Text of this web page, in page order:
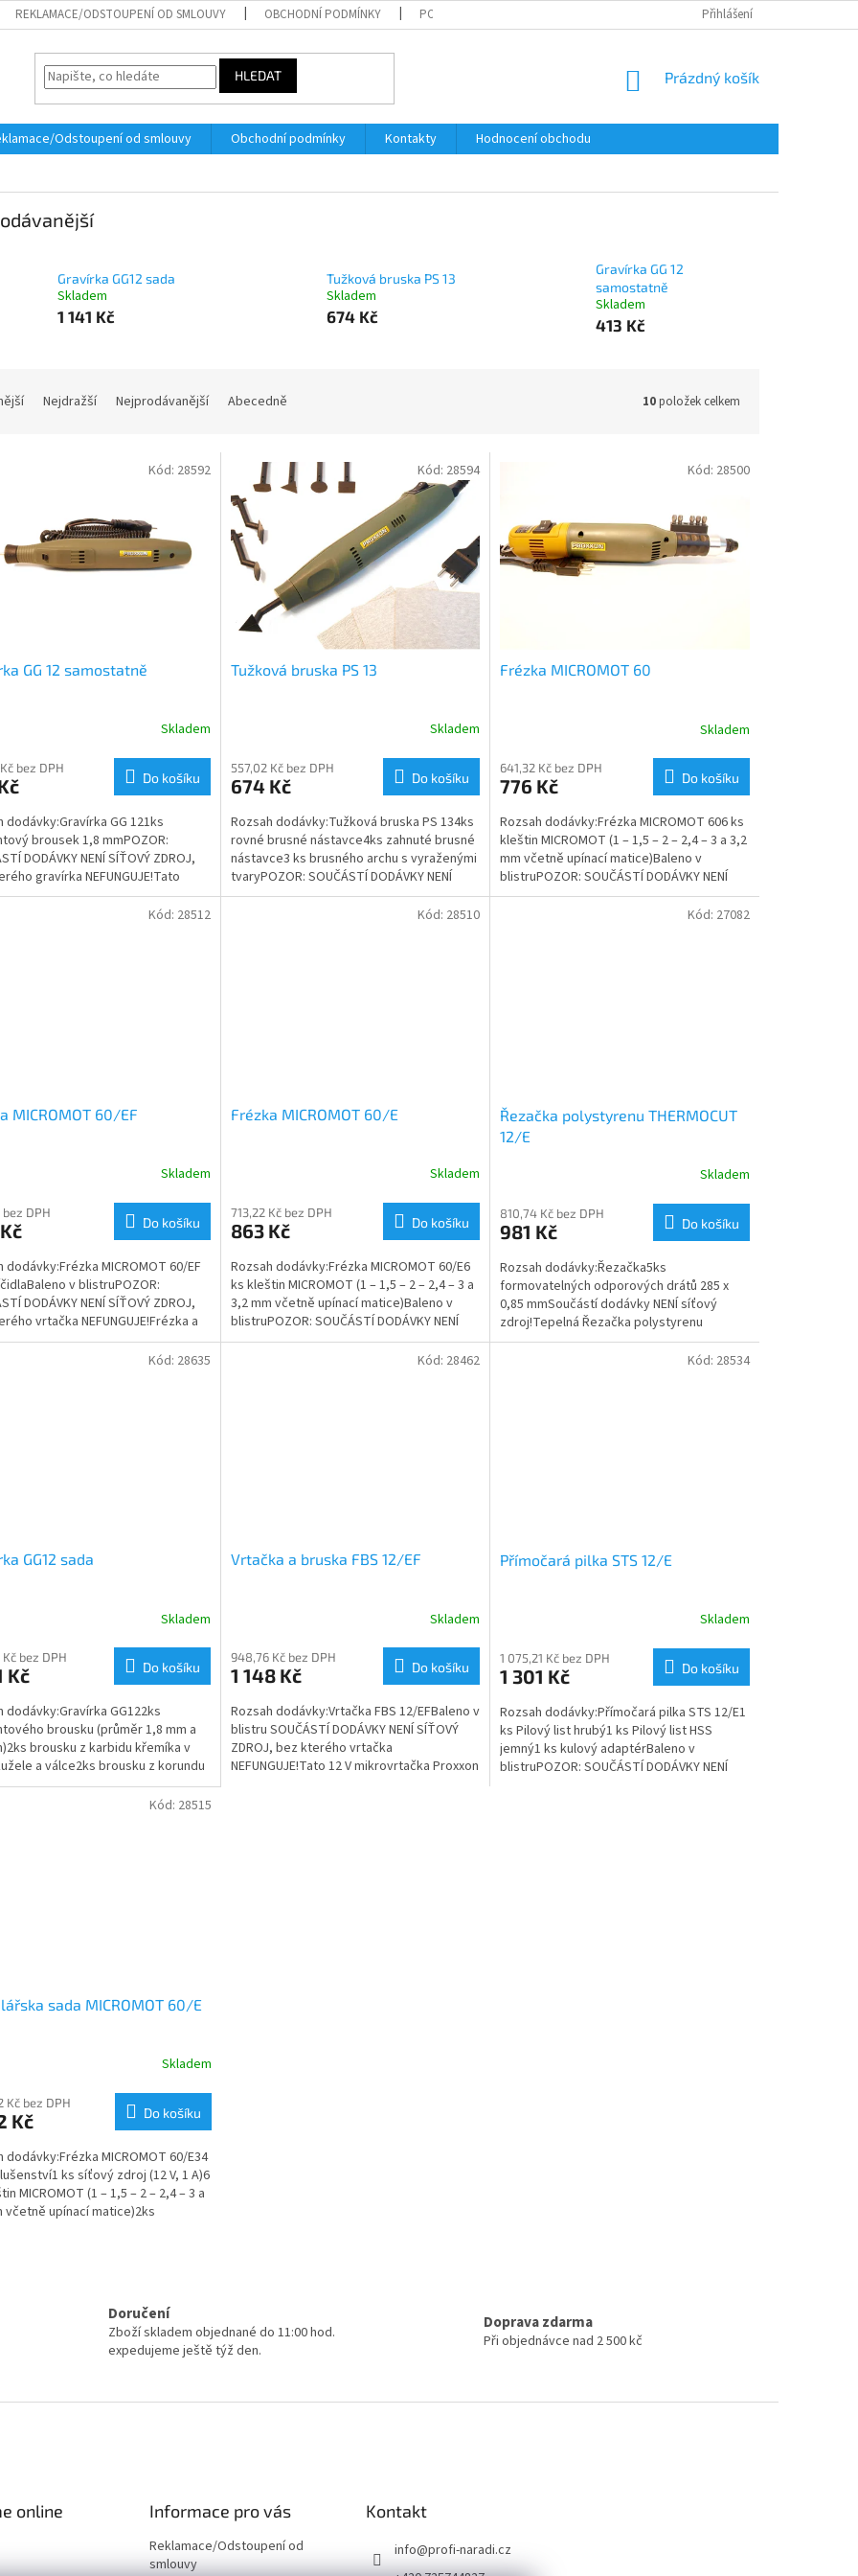
REKLAMACE/ODSTOUPENÍ OD SMLOUVY OBCHODNÍ PODMÍNKY PODMÍNKY OCHRANY OSOBNÍCH ÚDAJŮ Přihlášení
HLEDAT
NÁKUPNÍ
Prázdný košík
Odstoupení od smlouvy Obchodní podmínky Kontakty
Hodnocení obchodu
Gravírka GG12 sada
Skladem
1 141 Kč
Tužková bruska PS 13
Skladem
674 Kč
Gravírka GG 12
samostatně
Skladem
413 Kč
Nejdražší Nejprodávanější Abecedně 10položek celkem
GG 12 samostatně
Skladem
bez DPH
Do košíku
dodávky:Gravírka GG 121ks
brousek 1,8 mmPOZOR:
DODÁVKY NENÍ SÍŤOVÝ ZDROJ,
gravírka NEFUNGUJE!Tato
Proxxon GG 12 je vybavena...
Kód: 28592
Tužková bruska PS 13
Skladem
557,02 Kč bez DPH
674 Kč Do košíku
Rozsah dodávky:Tužková bruska PS 134ks
rovné brusné nástavce4ks zahnuté brusné
nástavce3 ks brusného archu s vyraženými
tvaryPOZOR: SOUČÁSTÍ DODÁVKY NENÍ
SÍŤOVÝ ZDROJ, bez...
Kód: 28594
Frézka MICROMOT 60
Skladem
641,32 Kč bez DPH
776 Kč Do košíku
Rozsah dodávky:Frézka MICROMOT 606 ks
kleštin MICROMOT (1 – 1,5 – 2 – 2,4 – 3 a 3,2
mm včetně upínací matice)Baleno v
blistruPOZOR: SOUČÁSTÍ DODÁVKY NENÍ
SÍŤOVÝ ZDROJ, bez...
Kód: 28500
MICROMOT 60/EF
Skladem
DPH
Do košíku
dodávky:Frézka MICROMOT 60/EF
v blistruPOZOR:
DODÁVKY NENÍ SÍŤOVÝ ZDROJ,
vrtačka NEFUNGUJE!Frézka a
MICROMOT 60/EF je...
Kód: 28512
Frézka MICROMOT 60/E
Skladem
713,22 Kč bez DPH
863 Kč Do košíku
Rozsah dodávky:Frézka MICROMOT 60/E6
ks kleštin MICROMOT (1 – 1,5 – 2 – 2,4 – 3 a
3,2 mm včetně upínací matice)Baleno v
blistruPOZOR: SOUČÁSTÍ DODÁVKY NENÍ
SÍŤOVÝ ZDROJ, bez...
Kód: 28510
Řezačka polystyrenu THERMOCUT
12/E
Skladem
810,74 Kč bez DPH
981 Kč Do košíku
Rozsah dodávky:Řezačka5ks
formovatelných odporových drátů 285 x
0,85 mmSoučástí dodávky NENÍ síťový
zdroj!Tepelná Řezačka polystyrenu
THERMOCUT 12/E je určena na dělení...
Kód: 27082
GG12 sada
Skladem
bez DPH
Kč Do košíku
dodávky:Gravírka GG122ks
brousku (průměr 1,8 mm a
brousku z karbidu křemíka v
a válce2ks brousku z korundu
a válce1 ks...
Kód: 28635
Vrtačka a bruska FBS 12/EF
Skladem
948,76 Kč bez DPH
1 148 Kč Do košíku
Rozsah dodávky:Vrtačka FBS 12/EFBaleno v
blistru SOUČÁSTÍ DODÁVKY NENÍ SÍŤOVÝ
ZDROJ, bez kterého vrtačka
NEFUNGUJE!Tato 12 V mikrovrtačka Proxxon
Kód: 28462
Přímočará pilka STS 12/E
Skladem
1 075,21 Kč bez DPH
1 301 Kč Do košíku
Rozsah dodávky:Přímočará pilka STS 12/E1
ks Pilový list hrubý1 ks Pilový list HSS
jemný1 ks kulový adaptérBaleno v
blistruPOZOR: SOUČÁSTÍ DODÁVKY NENÍ
Kód: 28534
sada MICROMOT 60/E
Skladem
Kč bez DPH
Kč Do košíku
dodávky:Frézka MICROMOT 60/E34
ks síťový zdroj (12 V, 1 A)6
MICROMOT (1 – 1,5 – 2 – 2,4 – 3 a
včetně upínací matice)2ks
Kód: 28515
p
s
Doručení
Zboží skladem objednané do 11:00 hod.
expedujeme ještě týž den.
Doprava zdarma
Při objednávce nad 2 500 kč
online
Informace pro vás
Reklamace/Odstoupení od
smlouvy
Kontakt
info@profi-naradi.cz